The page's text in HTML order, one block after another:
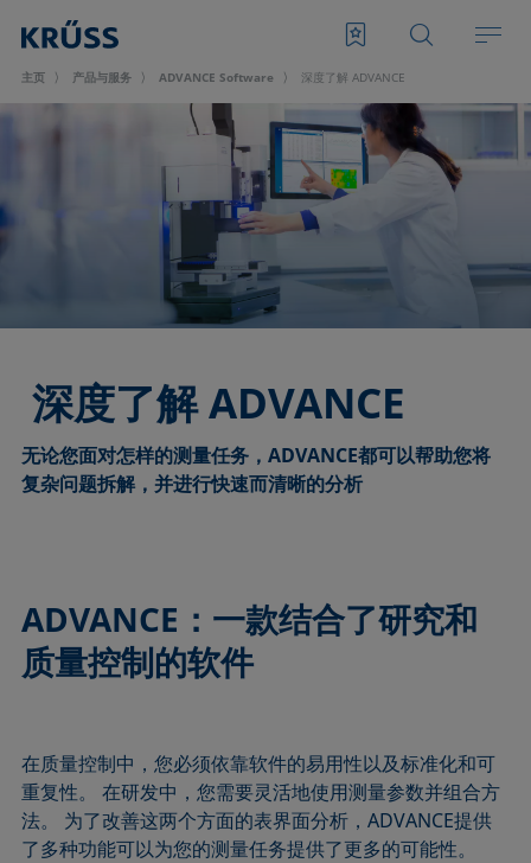
主页 产品与服务 ADVANCE Software 深度了解 ADVANCE
深度了解 ADVANCE
无论您面对怎样的测量任务，ADVANCE都可以帮助您将
复杂问题拆解，并进行快速而清晰的分析
ADVANCE：一款结合了研究和
质量控制的软件
在质量控制中，您必须依靠软件的易用性以及标准化和可
重复性。 在研发中，您需要灵活地使用测量参数并组合方
法。 为了改善这两个方面的表界面分析，ADVANCE提供
了多种功能可以为您的测量任务提供了更多的可能性。